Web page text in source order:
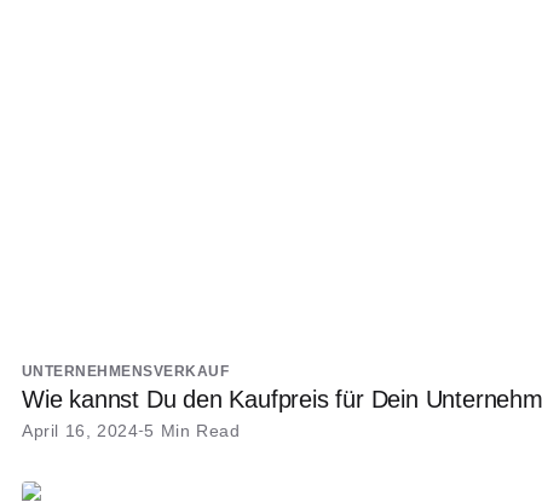
UNTERNEHMENSVERKAUF
Wie kannst Du den Kaufpreis für Dein
April 16, 2024 5 Min Read